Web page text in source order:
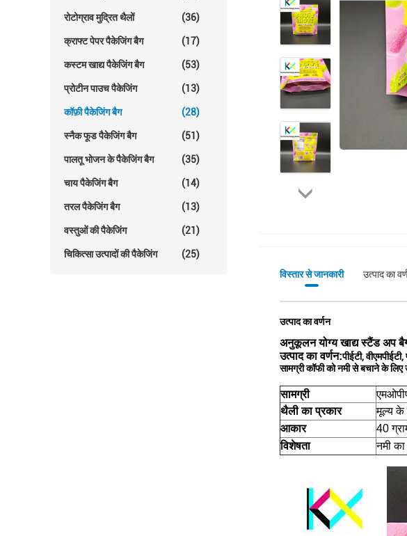
रोटोग्राव मुद्रित थैलों (36)
क्राफ्ट पेपर पैकेजिंग बैग (17)
कस्टम खाद्य पैकेजिंग बैग (53)
प्रोटीन पाउच पैकेजिंग (13)
कॉफ़ी पैकेजिंग बैग (28)
स्नैक फूड पैकेजिंग बैग (51)
पालतू भोजन के पैकेजिंग बैग (35)
चाय पैकेजिंग बैग (14)
तरल पैकेजिंग बैग (13)
वस्तुओं की पैकेजिंग (21)
चिकित्सा उत्पादों की पैकेजिंग (25)
विस्तार से जानकारी उत्पाद का
उत्पाद का वर्णन
अनुकूलन योग्य खाद्य स्टैंड अप
उत्पाद का वर्णन:पीईटी,
सामग्री कॉफी को नमी से बचाने के
सामग्री
थैली का प्रकार
मूल्य के
आकार
40
विशेषता
नमी